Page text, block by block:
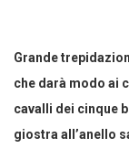
Grande
che darà modo ai
cavalli dei cinque
giostra all’anello